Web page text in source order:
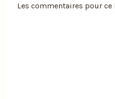
Les commentaires pour